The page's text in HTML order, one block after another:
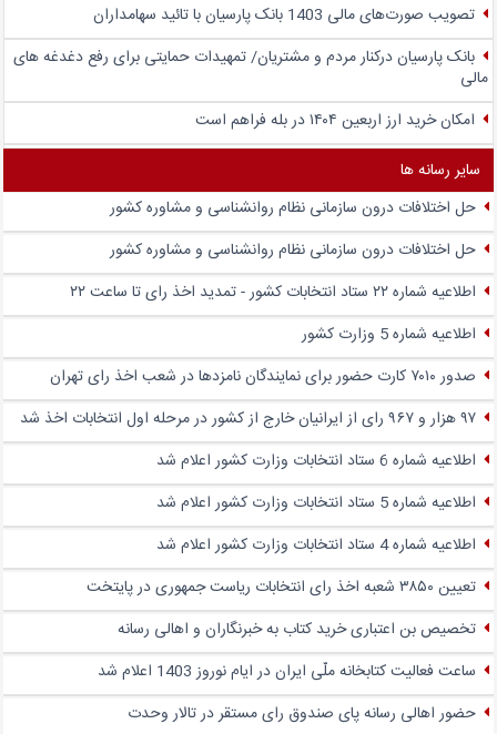
تصویب صورت‌های مالی 1403 بانک پارسیان با تائید سهامداران
بانک پارسیان درکنار مردم و مشتریان/ تمهیدات حمایتی برای رفع دغدغه های
مالی
امکان خرید ارز اربعین ۱۴۰۴ در بله فراهم است
سایر رسانه ها
حل اختلافات درون سازمانی نظام روانشناسی و مشاوره کشور
حل اختلافات درون سازمانی نظام روانشناسی و مشاوره کشور
اطلاعیه شماره ۲۲ ستاد انتخابات کشور - تمدید اخذ رای تا ساعت ۲۲
اطلاعیه شماره 5 وزارت کشور
صدور ۷۰۱۰ کارت حضور برای نمایندگان نامزدها در شعب اخذ رای تهران
۹۷ هزار و ۹۶۷ رای از ایرانیان خارج از کشور در مرحله اول انتخابات اخذ شد
اطلاعیه شماره 6 ستاد انتخابات وزارت کشور اعلام شد
اطلاعیه شماره 5 ستاد انتخابات وزارت کشور اعلام شد
اطلاعیه شماره 4 ستاد انتخابات وزارت کشور اعلام شد
تعیین ۳۸۵۰ شعبه اخذ رای انتخابات ریاست جمهوری در پایتخت
تخصیص بن اعتباری خرید کتاب به خبرنگاران و اهالی رسانه
ساعت فعالیت کتابخانه ملّی ایران در ایام نوروز 1403 اعلام شد
حضور اهالی رسانه پای صندوق‌ رای مستقر در تالار وحدت